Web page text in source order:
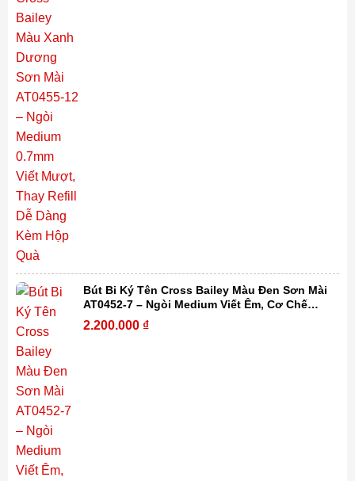
Bút Bi Ký Tên Cross Bailey Màu Đen Sơn Mài
AT0452-7 – Ngòi Medium Viết Êm, Cơ Chế
Xoay Tiện Lợi, Thay Refill Dễ Dàng Kèm Hộp
2.200.000 ₫